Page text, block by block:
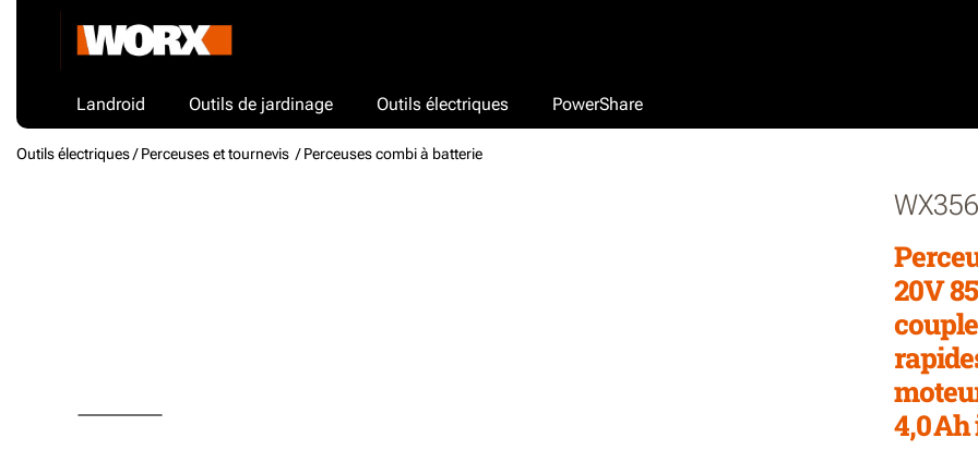
Landroid Outils de jardinage Outils électriques PowerShare
Outils électriques /Perceuses et tournevis / Perceuses combi à batterie
WX356
20V
4,0